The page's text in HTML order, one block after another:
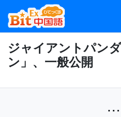
ジャイアントパン
ン」、一般公開
...